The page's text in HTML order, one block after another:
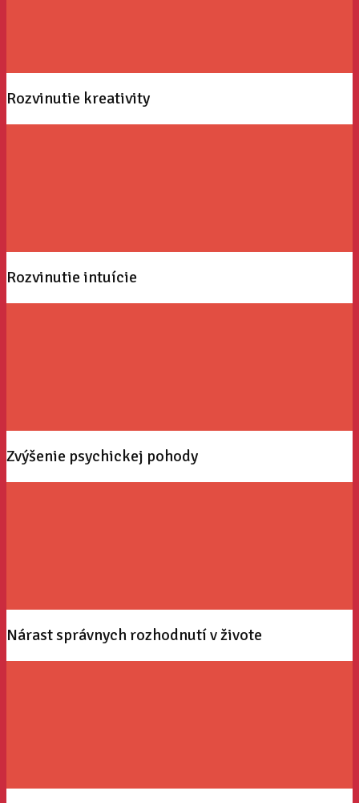
Rozvinutie kreativity
Rozvinutie intuície
Zvýšenie psychickej pohody
Nárast správnych rozhodnutí v živote